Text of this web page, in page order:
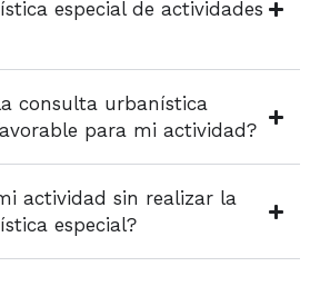
especial de actividades
consulta urbanística
para mi actividad?
actividad sin realizar la
especial?